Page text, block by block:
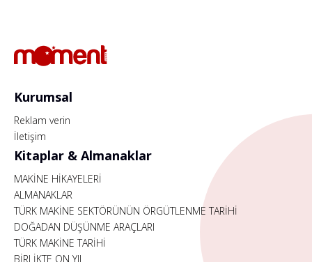
Kurumsal
Reklam verin
İletişim
Kitaplar & Almanaklar
MAKİNE HİKAYELERİ
ALMANAKLAR
TÜRK MAKİNE SEKTÖRÜNÜN ÖRGÜTLENME TARİHİ
DOĞADAN DÜŞÜNME ARAÇLARI
TÜRK MAKİNE TARİHİ
BİRLİKTE ON YIL